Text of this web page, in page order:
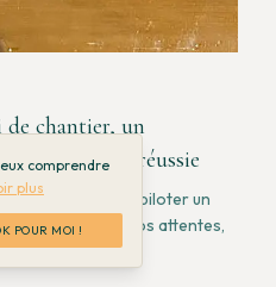
chantier, un
réalisation réussie
d'intérieur : piloter un
conforme à vos attentes,
comprendre
plus
POUR MOI !